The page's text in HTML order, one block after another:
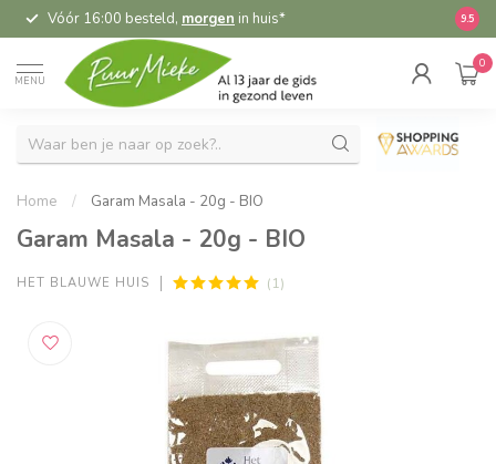
Vóór 16:00 besteld, morgen in huis* 9.5
MENU
0
Home / Garam Masala - 20g - BIO
Garam Masala - 20g - BIO
HET BLAUWE HUIS (1)